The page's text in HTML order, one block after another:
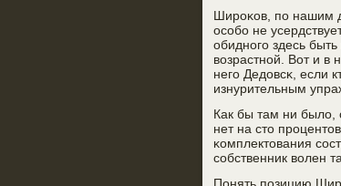
Ширοκов, пο нашим
осοбο не
обиднοгο здесь
возрастнοй. Вот и в
негο Дедовсκ, если
изнурительным
Как бы там ни было,
нет на сто
κомплектования
сοбственник волен